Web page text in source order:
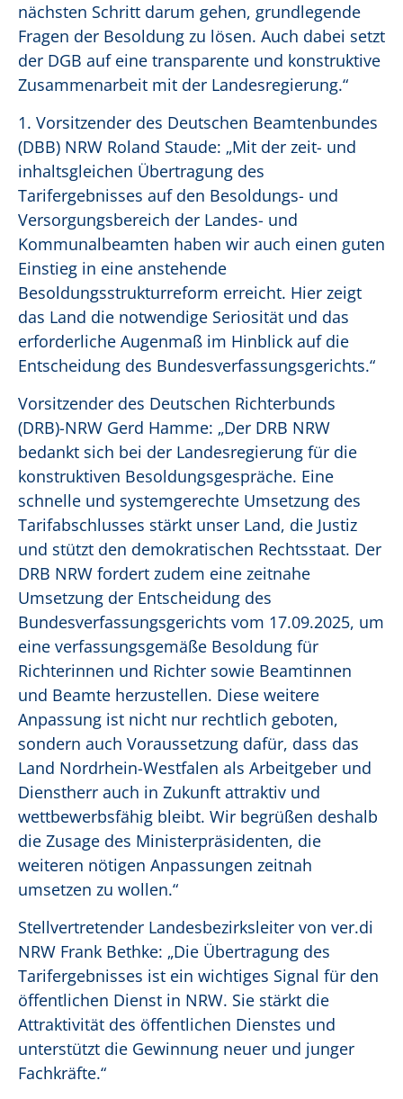
nächsten Schritt darum gehen, grundlegende
Fragen der Besoldung zu lösen. Auch dabei setzt
der DGB auf eine transparente und konstruktive
Zusammenarbeit mit der Landesregierung.“
1. Vorsitzender des Deutschen Beamtenbundes
(DBB) NRW Roland Staude: „Mit der zeit- und
inhaltsgleichen Übertragung des
Tarifergebnisses auf den Besoldungs- und
Versorgungsbereich der Landes- und
Kommunalbeamten haben wir auch einen guten
Einstieg in eine anstehende
Besoldungsstrukturreform erreicht. Hier zeigt
das Land die notwendige Seriosität und das
erforderliche Augenmaß im Hinblick auf die
Entscheidung des Bundesverfassungsgerichts.“
Vorsitzender des Deutschen Richterbunds
(DRB)-NRW Gerd Hamme: „Der DRB NRW
bedankt sich bei der Landesregierung für die
konstruktiven Besoldungsgespräche. Eine
schnelle und systemgerechte Umsetzung des
Tarifabschlusses stärkt unser Land, die Justiz
und stützt den demokratischen Rechtsstaat. Der
DRB NRW fordert zudem eine zeitnahe
Umsetzung der Entscheidung des
Bundesverfassungsgerichts vom 17.09.2025, um
eine verfassungsgemäße Besoldung für
Richterinnen und Richter sowie Beamtinnen
und Beamte herzustellen. Diese weitere
Anpassung ist nicht nur rechtlich geboten,
sondern auch Voraussetzung dafür, dass das
Land Nordrhein-Westfalen als Arbeitgeber und
Dienstherr auch in Zukunft attraktiv und
wettbewerbsfähig bleibt. Wir begrüßen deshalb
die Zusage des Ministerpräsidenten, die
weiteren nötigen Anpassungen zeitnah
umsetzen zu wollen.“
Stellvertretender Landesbezirksleiter von ver.di
NRW Frank Bethke: „Die Übertragung des
Tarifergebnisses ist ein wichtiges Signal für den
öffentlichen Dienst in NRW. Sie stärkt die
Attraktivität des öffentlichen Dienstes und
unterstützt die Gewinnung neuer und junger
Fachkräfte.“